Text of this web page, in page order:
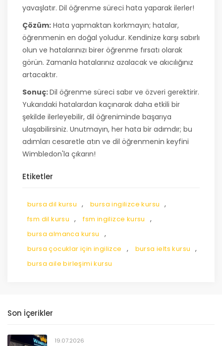
yavaşlatır. Dil öğrenme süreci hata yaparak ilerler!
Çözüm: Hata yapmaktan korkmayın; hatalar,
öğrenmenin en doğal yoludur. Kendinize karşı sabırlı
olun ve hatalarınızı birer öğrenme fırsatı olarak
görün. Zamanla hatalarınız azalacak ve akıcılığınız
artacaktır.
Sonuç:Dil öğrenme süreci sabır ve özveri gerektirir.
Yukarıdaki hatalardan kaçınarak daha etkili bir
şekilde ilerleyebilir, dil öğreniminde başarıya
ulaşabilirsiniz. Unutmayın, her hata bir adımdır; bu
adımları cesaretle atın ve dil öğrenmenin keyfini
Wimbledon'la çıkarın!
Etiketler
bursa dil kursu , bursa ingilizce kursu ,
fsm dil kursu , fsm ingilizce kursu ,
bursa almanca kursu ,
bursa çocuklar için ingilizce , bursa ielts kursu ,
bursa aile birleşimi kursu
Son İçerikler
19.07.2026